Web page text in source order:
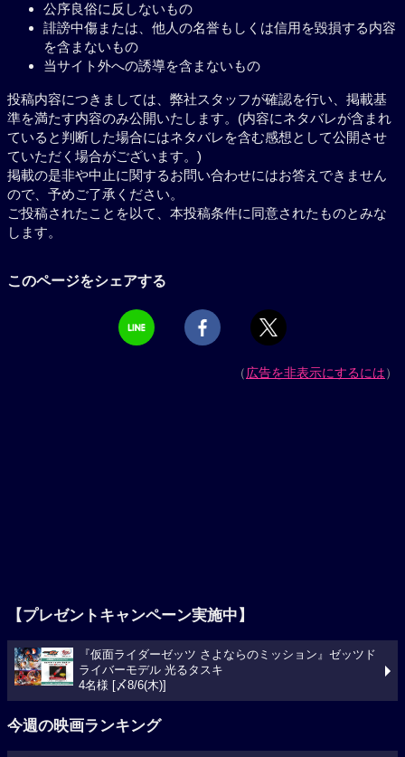
公序良俗に反しないもの
誹謗中傷または、他人の名誉もしくは信用を毀損する内容
を含まないもの
当サイト外への誘導を含まないもの
投稿内容につきましては、弊社スタッフが確認を行い、掲載基
準を満たす内容のみ公開いたします。(内容にネタバレが含まれ
ていると判断した場合にはネタバレを含む感想として公開させ
ていただく場合がございます。)
掲載の是非や中止に関するお問い合わせにはお答えできません
ので、予めご了承ください。
ご投稿されたことを以て、本投稿条件に同意されたものとみな
します。
このページをシェアする
（広告を非表示にするには）
【プレゼントキャンペーン実施中】
『仮面ライダーゼッツ さよならのミッション』ゼッツド
ライバーモデル 光るタスキ
4名様 [〆8/6(木)]
今週の映画ランキング